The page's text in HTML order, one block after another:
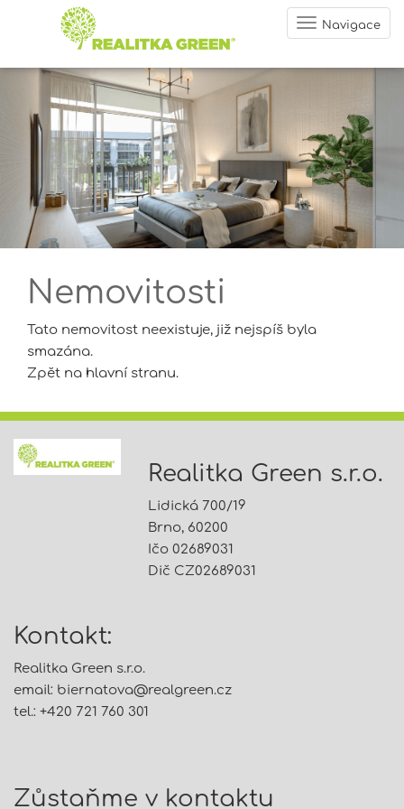
Navigace
Nemovitosti
Tato nemovitost neexistuje, již nejspíš byla
smazána.
Zpět na hlavní stranu.
Realitka Green s.r.o.
Lidická 700/19
Brno, 60200
Ičo 02689031
Dič CZ02689031
Kontakt:
Realitka Green s.r.o.
email: biernatova@realgreen.cz
tel.: +420 721 760 301
Zůstaňme v kontaktu